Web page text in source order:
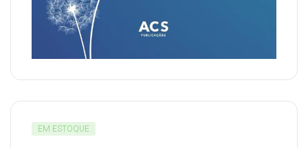
EM ESTOQUE